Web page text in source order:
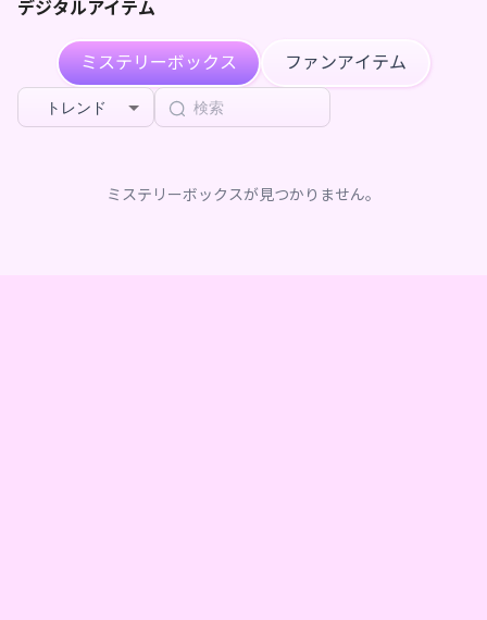
ホラゲー配信では新鮮な悲鳴とともにリスナーさんの
鼓膜を破壊したり…
気軽に飯テロ画像を募集しては雑談中にダメージを受けて
愉悦を提供したり…😇
人間さんと交流して神秘を安定させるのも目標だしね！！
デジタルアイテム
ミステリーボックス ファンアイテム
トレンド
ミステリーボックスが見つかりません。